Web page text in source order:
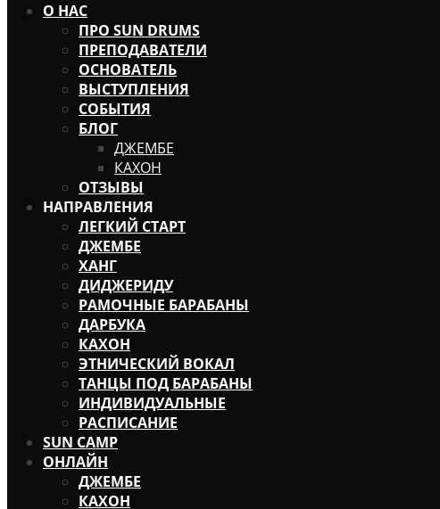
О НАС
ПРО SUN DRUMS
ПРЕПОДАВАТЕЛИ
ОСНОВАТЕЛЬ
ВЫСТУПЛЕНИЯ
СОБЫТИЯ
БЛОГ
ДЖЕМБЕ
КАХОН
ОТЗЫВЫ
НАПРАВЛЕНИЯ
ЛЕГКИЙ СТАРТ
ДЖЕМБЕ
ХАНГ
ДИДЖЕРИДУ
РАМОЧНЫЕ БАРАБАНЫ
ДАРБУКА
КАХОН
ЭТНИЧЕСКИЙ ВОКАЛ
ТАНЦЫ ПОД БАРАБАНЫ
ИНДИВИДУАЛЬНЫЕ
РАСПИСАНИЕ
SUN CAMP
ОНЛАЙН
ДЖЕМБЕ
КАХОН